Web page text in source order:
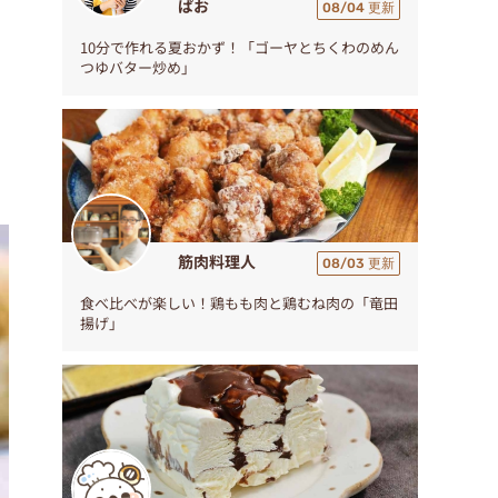
ぱお 08/04 更新
10分で作れる夏おかず！「ゴーヤとちくわのめん
つゆバター炒め」
筋肉料理人 08/03 更新
食べ比べが楽しい！鶏もも肉と鶏むね肉の「竜田
揚げ」